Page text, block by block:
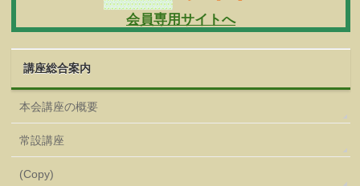
会員専用サイトへ
講座総合案内
本会講座の概要
常設講座
(Copy)